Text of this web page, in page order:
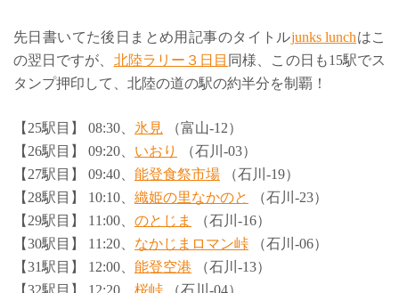
先日書いてた後日まとめ用記事のタイトルjunks lunchはこ
の翌日ですが、 北陸ラリー３日目 同様、この日も15駅でス
タンプ押印して、北陸の道の駅の約半分を制覇！
【25駅目】 08:30、 氷見 （富山-12）
【26駅目】 09:20、 いおり
（石川-03）
【27駅目】 09:40、 能登食祭市場 （石川-19）
【28駅目】 10:10、 織姫の里なかのと
（石川-23）
【29駅目】 11:00、 のとじま
（石川-16）
【30駅目】 11:20、 なかじまロマン峠 （石川-06）
【31駅目】 12:00、 能登空港 （石川-13）
【32駅目】 12:20、 桜峠 （石川-04）